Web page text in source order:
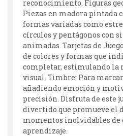
reconocimiento. Figuras
Piezas en madera pintada
formas variadas como
círculos y pentágonos con
animadas. Tarjetas de
de colores y formas que
completar, estimulando la
visual. Timbre: Para
añadiendo emoción y
precisión. Disfruta de este
divertido que promueve el
momentos inolvidables de
aprendizaje.